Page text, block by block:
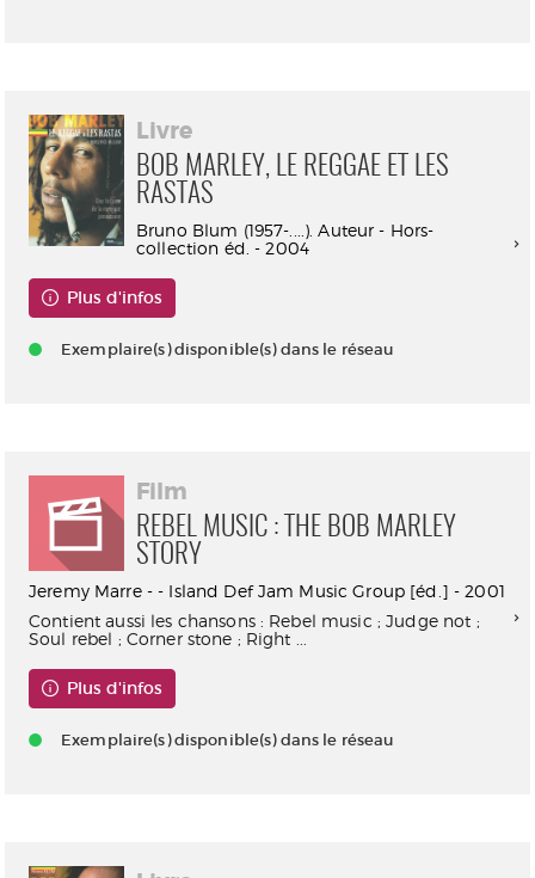
Livre
BOB MARLEY, LE REGGAE ET LES
RASTAS
Bruno Blum (1957-....). Auteur - Hors-
collection éd. - 2004
Plus d'infos
Exemplaire(s) disponible(s) dans le réseau
Film
REBEL MUSIC : THE BOB MARLEY
STORY
Jeremy Marre - - Island Def Jam Music Group [éd.] - 2001
Contient aussi les chansons : Rebel music ; Judge not ;
Soul rebel ; Corner stone ; Right ...
Plus d'infos
Exemplaire(s) disponible(s) dans le réseau